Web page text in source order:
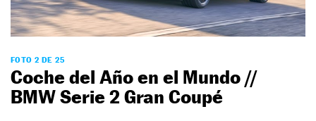
FOTO 2 DE 25
Coche del Año en el Mundo //
BMW Serie 2 Gran Coupé